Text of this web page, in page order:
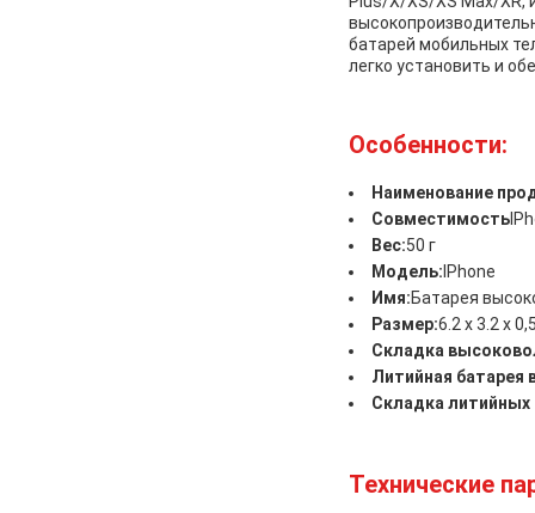
батарей мобильных
легко установить и
Особенности:
Наименование
Совместимость
Вес:50 г
Модель: IPhone
Имя:Батарея
Размер:6.2 х 3.2 х
Складка
Литийная батарея
Складка литийных
Технические